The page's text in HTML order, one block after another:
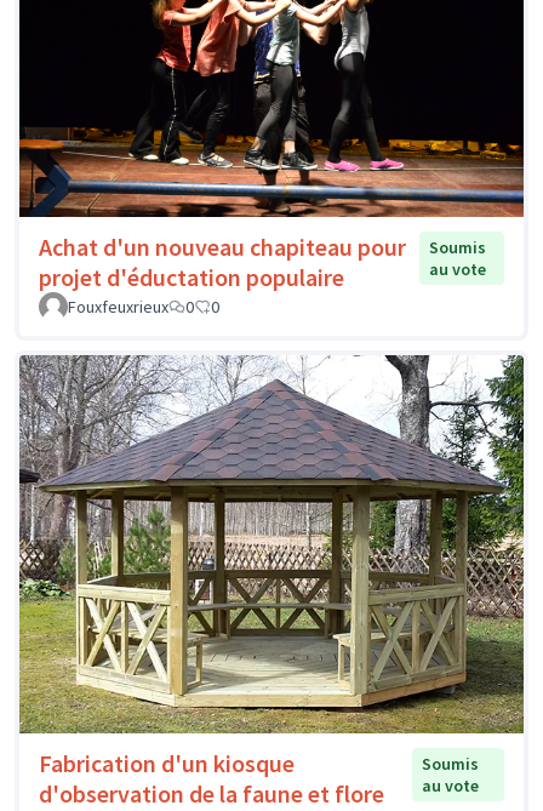
Achat d'un nouveau chapiteau pour
projet d'éductation populaire
Soumis
au vote
Fouxfeuxrieux
0 0
Fabrication d'un kiosque
d'observation de la faune et flore
Soumis
au vote